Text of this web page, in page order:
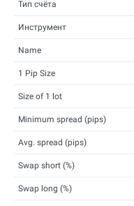
Тип счёта
Инструмент
Name
1 Pip Size
Size of 1 lot
Minimum spread (pips)
Avg. spread (pips)
Swap short (%)
Swap long (%)